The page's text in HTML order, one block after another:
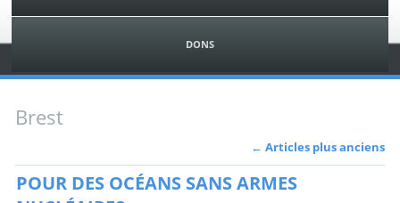
DONS
Brest
← Articles plus anciens
POUR DES OCÉANS SANS ARMES